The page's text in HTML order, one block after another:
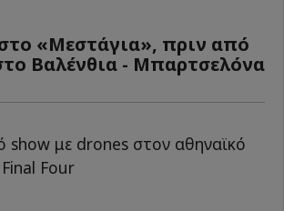
«Μεστάγια», πριν από
Βαλένθια - Μπαρτσελόνα